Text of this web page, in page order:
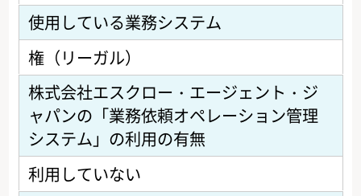
使用している業務システム
権（リーガル）
株式会社エスクロー・エージェント・ジ
ャパンの「業務依頼オペレーション管理
システム」の利用の有無
利用していない